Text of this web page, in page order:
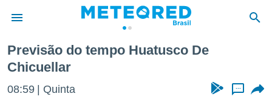
da
Previsão do tempo Huatusco De
Chicuellar
08:59 Quinta ...